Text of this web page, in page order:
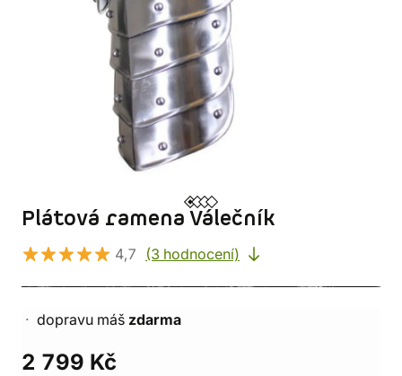
Plátová ramena Válečník
4,7 (3 hodnocení)
dopravu máš zdarma
2 799 Kč